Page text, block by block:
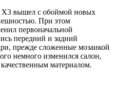
вышел с обоймой новых
При этом
первоначальной
передний и задний
прежде сложенные мозаикой
немного изменился салон,
материалом.